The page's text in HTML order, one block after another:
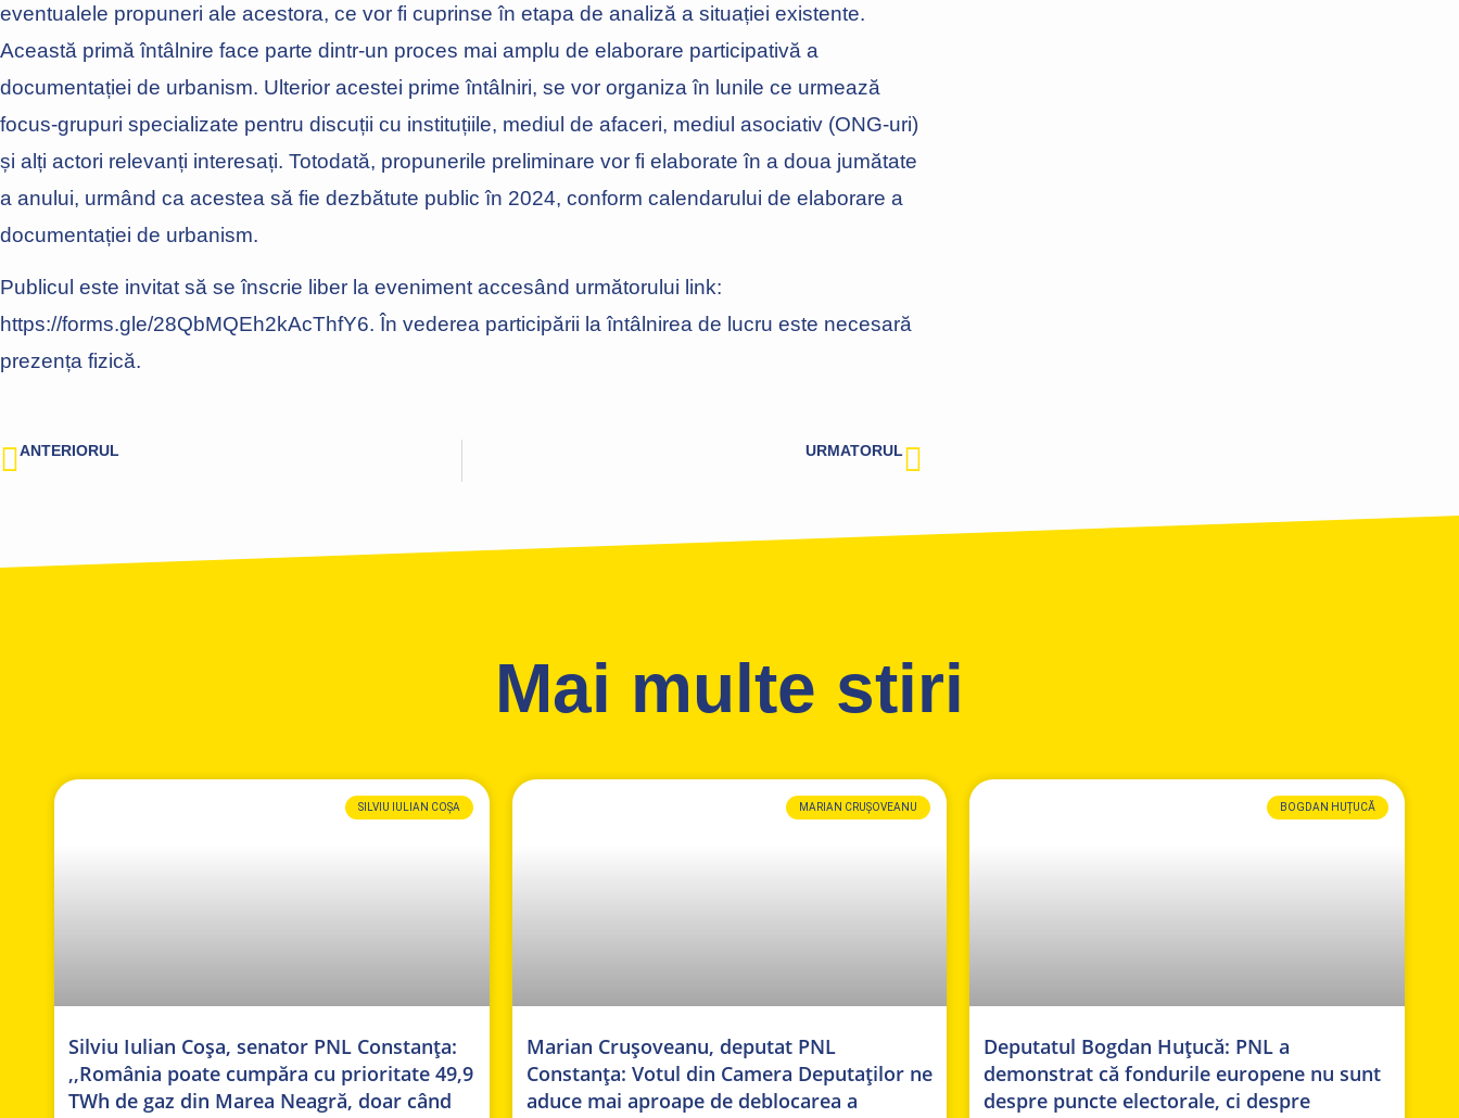
eventualele propuneri ale acestora, ce vor fi cuprinse în etapa de analiză a situației existente.
Această primă întâlnire face parte dintr-un proces mai amplu de elaborare participativă a
documentației de urbanism. Ulterior acestei prime întâlniri, se vor organiza în lunile ce urmează
focus-grupuri specializate pentru discuții cu instituțiile, mediul de afaceri, mediul asociativ (ONG-uri)
și alți actori relevanți interesați. Totodată, propunerile preliminare vor fi elaborate în a doua jumătate
a anului, urmând ca acestea să fie dezbătute public în 2024, conform calendarului de elaborare a
documentației de urbanism.
Publicul este invitat să se înscrie liber la eveniment accesând următorului link:
https://forms.gle/28QbMQEh2kAcThfY6. În vederea participării la întâlnirea de lucru este necesară
prezența fizică.
ANTERIORUL URMATORUL
Mai multe stiri
SILVIU IULIAN COȘA
Silviu Iulian Coșa, senator PNL Constanța:
,,România poate cumpăra cu prioritate 49,9
TWh de gaz din Marea Neagră, doar când
MARIAN CRUȘOVEANU
Marian Crușoveanu, deputat PNL
Constanța: Votul din Camera Deputaților ne
aduce mai aproape de deblocarea a
BOGDAN HUȚUCĂ
Deputatul Bogdan Huțucă: PNL a
demonstrat că fondurile europene nu sunt
despre puncte electorale, ci despre